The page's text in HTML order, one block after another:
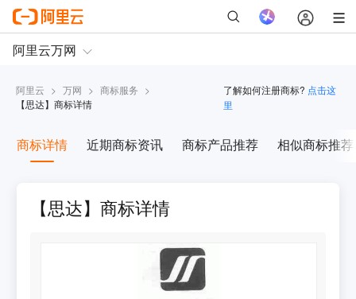
阿里云 > 万网 > 商标服务 >
【思达】商标详情
了解如何注册商标? 点击这
里
商标详情 近期商标资讯 商标产品推荐 相似商标推荐
【思达】商标详情